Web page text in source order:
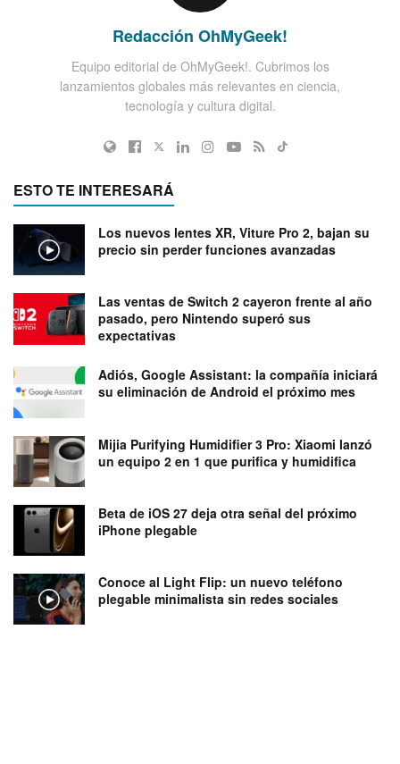
Redacción OhMyGeek!
Equipo editorial de OhMyGeek!. Cubrimos los
lanzamientos globales más relevantes en ciencia,
tecnología y cultura digital.
ESTO TE INTERESARÁ
Los nuevos lentes XR, Viture Pro 2, bajan su
precio sin perder funciones avanzadas
Las ventas de Switch 2 cayeron frente al año
pasado, pero Nintendo superó sus
expectativas
Adiós, Google Assistant: la compañía iniciará
su eliminación de Android el próximo mes
Mijia Purifying Humidifier 3 Pro: Xiaomi lanzó
un equipo 2 en 1 que purifica y humidifica
Beta de iOS 27 deja otra señal del próximo
iPhone plegable
Conoce al Light Flip: un nuevo teléfono
plegable minimalista sin redes sociales